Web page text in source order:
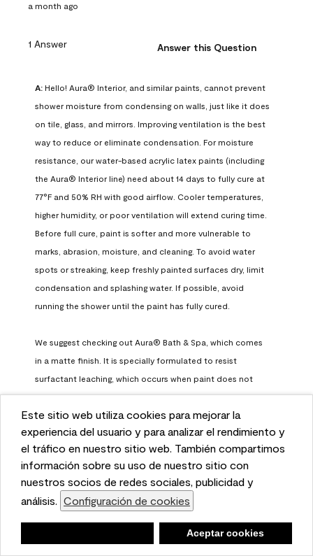
This website uses cookies to enhance user experience
and to analyze performance and traffic on our website.
We also share information about your use of our site
with our social media, advertising, and analytics
partners. Cookie Settings
Accept Cookies
Este sitio web utiliza cookies para mejorar la
experiencia del usuario y para analizar el rendimiento y
el tráfico en nuestro sitio web. También compartimos
información sobre su uso de nuestro sitio con
nuestros socios de redes sociales, publicidad y
análisis. Configuración de cookies
Aceptar cookies
a month ago
1 Answer Answer this Question
A: Hello! Aura® Interior, and similar paints, cannot prevent
shower moisture from condensing on walls, just like it does
on tile, glass, and mirrors. Improving ventilation is the best
way to reduce or eliminate condensation. For moisture
resistance, our water-based acrylic latex paints (including
the Aura® Interior line) need about 14 days to fully cure at
77°F and 50% RH with good airflow. Cooler temperatures,
higher humidity, or poor ventilation will extend curing time.
Before full cure, paint is softer and more vulnerable to
marks, abrasion, moisture, and cleaning. To avoid water
spots or streaking, keep freshly painted surfaces dry, limit
condensation and splashing water. If possible, avoid
running the shower until the paint has fully cured.
We suggest checking out Aura® Bath & Spa, which comes
in a matte finish. It is specially formulated to resist
surfactant leaching, which occurs when paint does not
have enough time to fully cure before being exposed to
high humidity. To learn more, feel free to check it out here:
https://www.benjaminmoore.com/en-us/interior-exterior-
paints-stains/product-catalog/abs/aura-bath-and-spa-
paint
Benjamin Moore Support
a month ago